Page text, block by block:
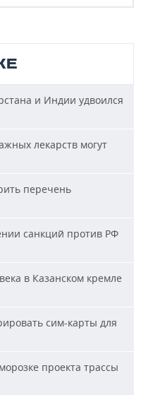
и Индии удвоился
лекарств могут
перечень
санкций против РФ
в Казанском кремле
сим-карты для
проекта трассы